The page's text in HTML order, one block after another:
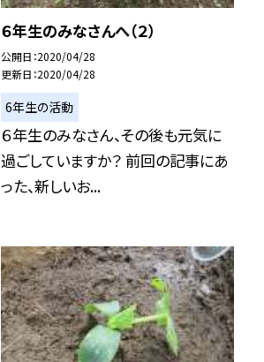
６年生のみなさんへ（２）
公開日 2020/04/28
更新日 2020/04/28
6年生の活動
６年生のみなさん、その後も元気に
過ごしていますか？ 前回の記事にあ
った、新しいお...